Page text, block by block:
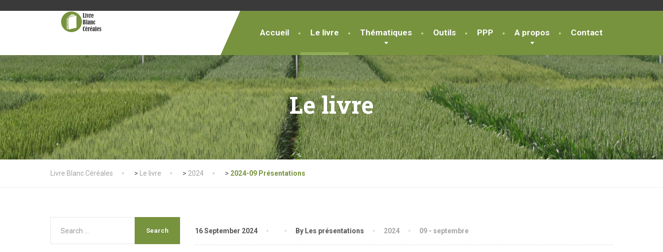
Accueil Le livre Thématiques Outils PPP A propos Contact
Le livre
Livre Blanc Céréales > Le livre > 2024 > 2024-09 Présentations
16 September 2024 By Les présentations 2024 09 - septembre